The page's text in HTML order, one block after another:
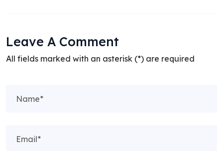
Leave A Comment
All fields marked with an asterisk (*) are required